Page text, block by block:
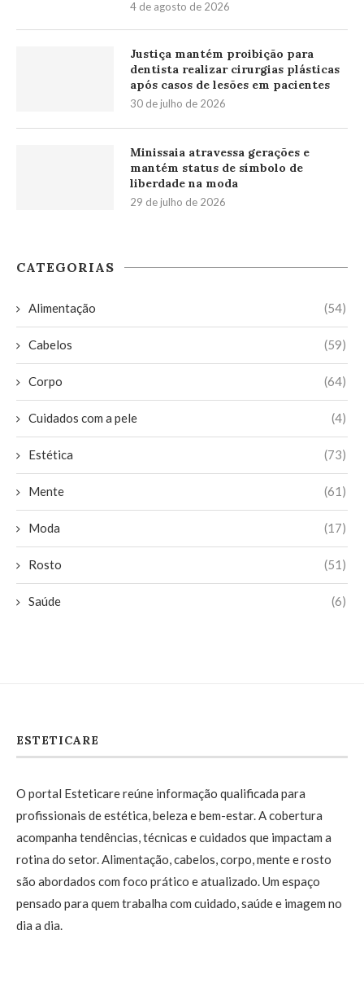
4 de agosto de 2026
Justiça mantém proibição para
dentista realizar cirurgias plásticas
após casos de lesões em pacientes
30 de julho de 2026
Minissaia atravessa gerações e
mantém status de símbolo de
liberdade na moda
29 de julho de 2026
CATEGORIAS
Alimentação (54)
Cabelos (59)
Corpo (64)
Cuidados com a pele (4)
Estética (73)
Mente (61)
Moda (17)
Rosto (51)
Saúde (6)
ESTETICARE
O portal Esteticare reúne informação qualificada para
profissionais de estética, beleza e bem-estar. A cobertura
acompanha tendências, técnicas e cuidados que impactam a
rotina do setor. Alimentação, cabelos, corpo, mente e rosto
são abordados com foco prático e atualizado. Um espaço
pensado para quem trabalha com cuidado, saúde e imagem no
dia a dia.